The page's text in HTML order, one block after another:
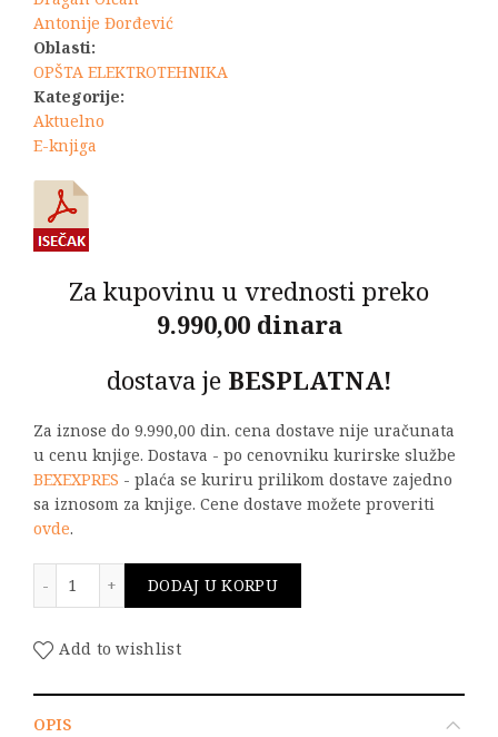
Antonije Đorđević
Oblasti:
OPŠTA ELEKTROTEHNIKA
Kategorije:
Aktuelno
E-knjiga
Za kupovinu u vrednosti preko
9.990,00 dinara
dostava je BESPLATNA!
Za iznose do 9.990,00 din. cena dostave nije uračunata
u cenu knjige. Dostava - po cenovniku kurirske službe
BEXEXPRES - plaća se kuriru prilikom dostave zajedno
sa iznosom za knjige. Cene dostave možete proveriti
ovde.
DODAJ U KORPU
Add to wishlist
OPIS